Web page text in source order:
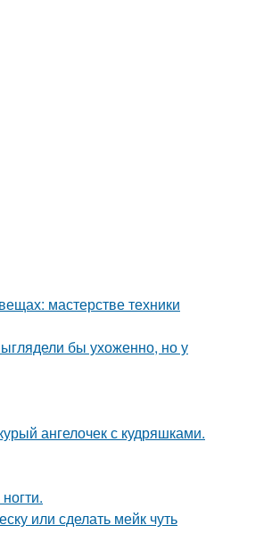
мастерстве техники
бы ухоженно, но у
ангелочек с кудряшками.
или сделать мейк чуть